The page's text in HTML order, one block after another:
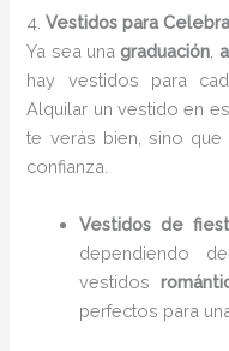
4.Vestidos para
Ya sea unagraduación
hay vestidos para
Alquilar un vestido en
te verás bien, sino
confianza.
Vestidos de
dependiendo
vestidos
perfectos para